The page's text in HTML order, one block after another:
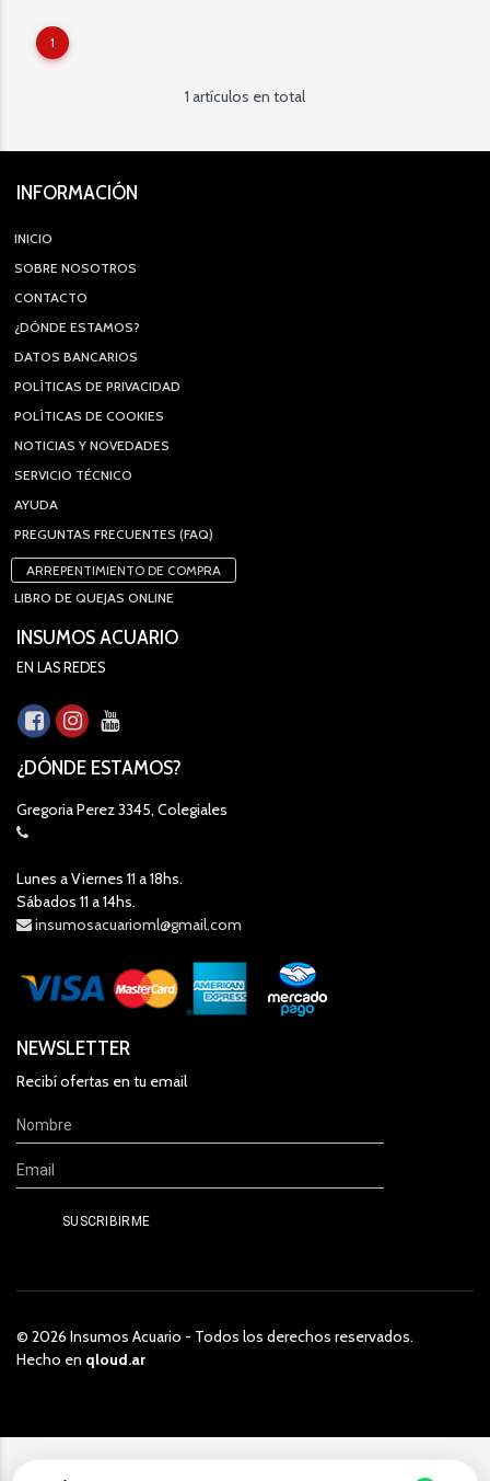
1
1 artículos en total
INFORMACIÓN
INICIO
SOBRE NOSOTROS
CONTACTO
¿DÓNDE ESTAMOS?
DATOS BANCARIOS
POLÍTICAS DE PRIVACIDAD
POLÍTICAS DE COOKIES
NOTICIAS Y NOVEDADES
SERVICIO TÉCNICO
AYUDA
PREGUNTAS FRECUENTES (FAQ)
ARREPENTIMIENTO DE COMPRA
LIBRO DE QUEJAS ONLINE
INSUMOS ACUARIO
EN LAS REDES
¿DÓNDE ESTAMOS?
Gregoria Perez 3345, Colegiales
Lunes a Viernes 11 a 18hs.
Sábados 11 a 14hs.
insumosacuarioml@gmail.com
NEWSLETTER
Recibí ofertas en tu email
© 2026 Insumos Acuario - Todos los derechos reservados.
Hecho en qloud.ar